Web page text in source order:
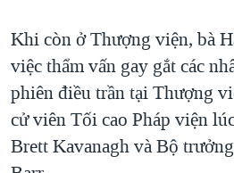
Khi còn ở Thượng viện, bà
việc thẩm vấn gay gắt các
phiên điều trần tại Thượng
cử viên Tối cao Pháp viện
Brett Kavanagh và Bộ